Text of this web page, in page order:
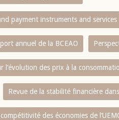
payment instruments and services
annuel de la BCEAO
l‘évolution des prix à la
Revue de la stabilité financière dans
des économies de